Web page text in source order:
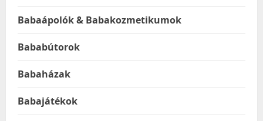
Babaápolók & Babakozmetikumok
Bababútorok
Babaházak
Babajátékok